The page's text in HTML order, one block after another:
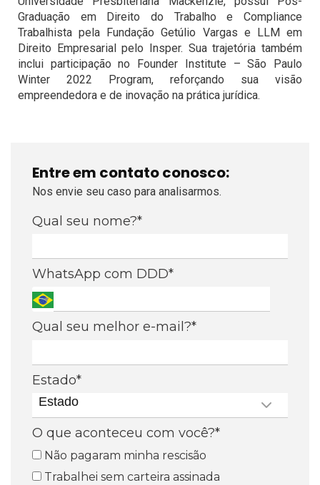
Graduação em Direito do Trabalho e Compliance
Trabalhista pela Fundação Getúlio Vargas e LLM em
Direito Empresarial pelo Insper. Sua trajetória também
inclui participação no Founder Institute – São Paulo
Winter 2022 Program, reforçando sua visão
empreendedora e de inovação na prática jurídica.
Entre em contato conosco:
Nos envie seu caso para analisarmos.
Qual seu nome?*
WhatsApp com DDD*
Qual seu melhor e-mail?*
Estado*
Estado
O que aconteceu com você?*
Não pagaram minha rescisão
Trabalhei sem carteira assinada